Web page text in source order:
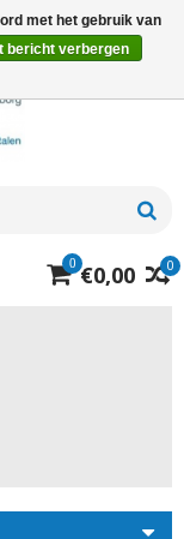
0
0 €0,00
met het gebruik van
bericht verbergen